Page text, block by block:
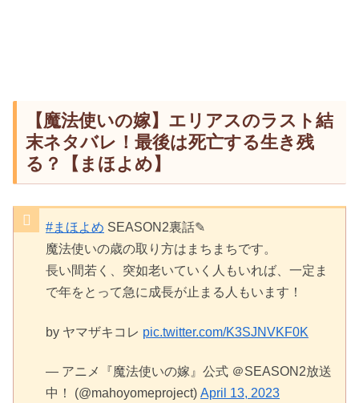
【魔法使いの嫁】エリアスのラスト結
末ネタバレ！最後は死亡する生き残
る？【まほよめ】
#まほよめ SEASON2裏話✎
魔法使いの歳の取り方はまちまちです。
長い間若く、突如老いていく人もいれば、一定ま
で年をとって急に成長が止まる人もいます！
by ヤマザキコレ pic.twitter.com/K3SJNVKF0K
— アニメ『魔法使いの嫁』公式 ＠SEASON2放送
中！ (@mahoyomeproject) April 13, 2023